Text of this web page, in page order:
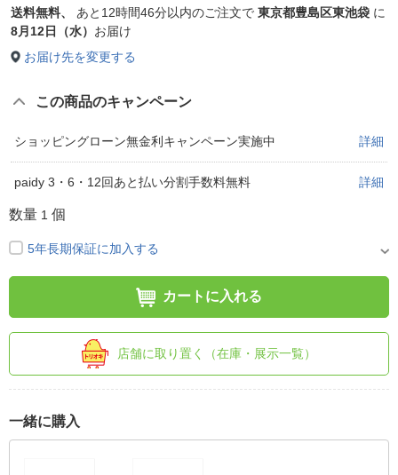
送料無料、 あと 12時間46分以内のご注文で 東京都豊島区東池袋 に
8月12日（水） お届け
お届け先を変更する
この商品のキャンペーン
ショッピングローン無金利キャンペーン実施中 詳細
paidy 3・6・12回あと払い分割手数料無料 詳細
数量 1 個
5年長期保証に加入する
カートに入れる
店舗に取り置く（在庫・展示一覧）
一緒に購入